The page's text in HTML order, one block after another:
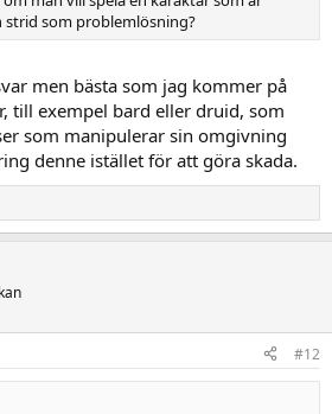
som problemlösning?
men bästa som jag kommer på
till exempel bard eller druid, som
som manipulerar sin omgivning
denne istället för att göra skada.
#12